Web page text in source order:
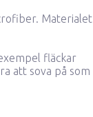
Materialet
fläckar
att sova på som